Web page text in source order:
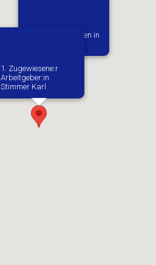
Vermutlich geboren in
1. Zugewiesene:r
Arbeitgeber:in​
Stimmer Karl